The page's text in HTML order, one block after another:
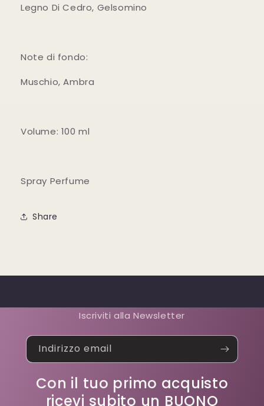
Legno Di Cedro, Gelsomino
Note di fondo:
Muschio, Ambra
Volume: 100 ml
Spray Perfume
Share
Iscriviti alla Newsletter
Indirizzo email
Con il tuo primo acquisto
ricevi subito un BUONO